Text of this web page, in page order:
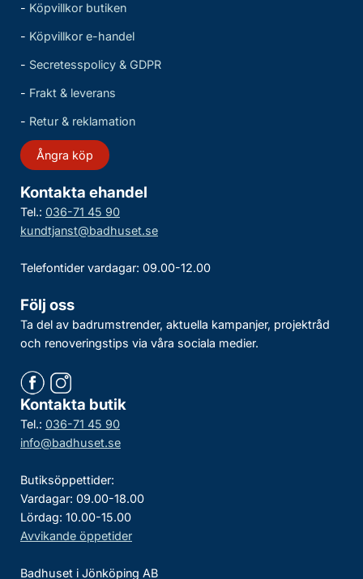
- Köpvillkor butiken
- Köpvillkor e-handel
- Secretesspolicy & GDPR
- Frakt & leverans
- Retur & reklamation
Ångra köp
Kontakta ehandel
Tel.: 036-71 45 90
kundtjanst@badhuset.se
Telefontider vardagar: 09.00-12.00
Följ oss
Ta del av badrumstrender, aktuella kampanjer, projektråd
och renoveringstips via våra sociala medier.
Kontakta butik
Tel.: 036-71 45 90
info@badhuset.se
Butiksöppettider:
Vardagar: 09.00-18.00
Lördag: 10.00-15.00
Avvikande öppetider
Badhuset i Jönköping AB